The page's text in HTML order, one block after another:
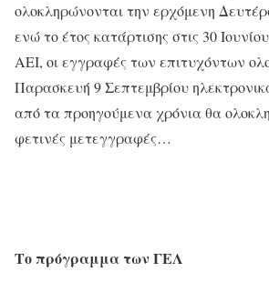
ολοκληρώνονται την ερχόμενη
ενώ το έτος κατάρτισης στις 30
ΑΕΙ, οι εγγραφές των επιτυχόντων
Παρασκευή 9 Σεπτεμβρίου
από τα προηγούμενα χρόνια θα
φετινές μετεγγραφές…
Το πρόγραμμα των ΓΕΛ